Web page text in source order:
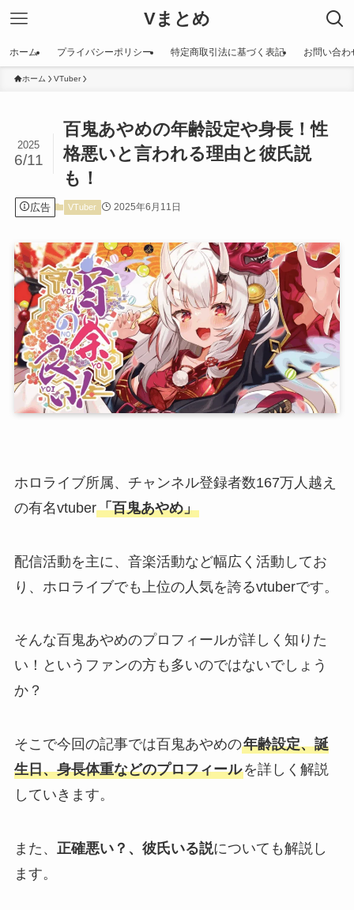
Vまとめ
ホーム プライバシーポリシー 特定商取引法に基づく表記 お問い合わ
ホーム VTuber
百鬼あやめの年齢設定や身長！性
格悪いと言われる理由と彼氏説
も！
2025
6/11
広告 VTuber 2025年6月11日
ホロライブ所属、チャンネル登録者数167万人越え
の有名vtuber「百鬼あやめ」
配信活動を主に、音楽活動など幅広く活動してお
り、ホロライブでも上位の人気を誇るvtuberです。
そんな百鬼あやめのプロフィールが詳しく知りた
い！というファンの方も多いのではないでしょう
か？
そこで今回の記事では百鬼あやめの年齢設定、誕
生日、身長体重などのプロフィールを詳しく解説
していきます。
また、 正確悪い？、彼氏いる説についても解説し
ます。